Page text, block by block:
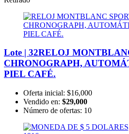
Lote | 32RELOJ
CHRONOGRAPH,
PIEL CAFÉ.
Oferta inicial: $16,000
Vendido en: $29,000
Número de ofertas: 10